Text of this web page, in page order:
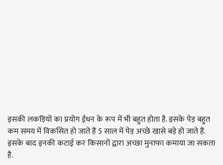
इसकी लकड़ियों का प्रयोग ईंधन के रूप में भी बहुत होता है. इसके पेड़ बहुत
कम समय में विकसित हो जाते हैं 5 साल में पेड़ अच्छे खासे बड़े हो जाते हैं.
इसके बाद इनकी कटाई कर किसानों द्वारा अच्छा मुनाफा कमाया जा सकता
है.